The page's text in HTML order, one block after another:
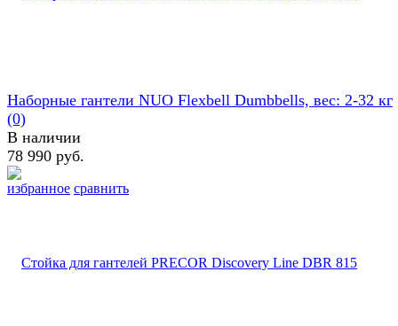
избранное сравнить
Наборные гантели NUO Flexbell Dumbbells, вес: 2-32 кг
(0)
В наличии
78 990 руб.